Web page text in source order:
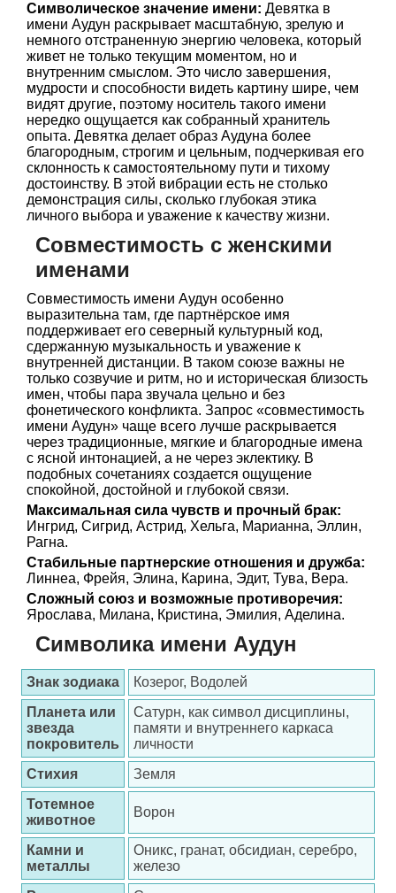
Символическое значение имени: Девятка в
имени Аудун раскрывает масштабную, зрелую и
немного отстраненную энергию человека, который
живет не только текущим моментом, но и
внутренним смыслом. Это число завершения,
мудрости и способности видеть картину шире, чем
видят другие, поэтому носитель такого имени
нередко ощущается как собранный хранитель
опыта. Девятка делает образ Аудуна более
благородным, строгим и цельным, подчеркивая его
склонность к самостоятельному пути и тихому
достоинству. В этой вибрации есть не столько
демонстрация силы, сколько глубокая этика
личного выбора и уважение к качеству жизни.
Совместимость с женскими
именами
Совместимость имени Аудун особенно
выразительна там, где партнёрское имя
поддерживает его северный культурный код,
сдержанную музыкальность и уважение к
внутренней дистанции. В таком союзе важны не
только созвучие и ритм, но и историческая близость
имен, чтобы пара звучала цельно и без
фонетического конфликта. Запрос «совместимость
имени Аудун» чаще всего лучше раскрывается
через традиционные, мягкие и благородные имена
с ясной интонацией, а не через эклектику. В
подобных сочетаниях создается ощущение
спокойной, достойной и глубокой связи.
Максимальная сила чувств и прочный брак:
Ингрид, Сигрид, Астрид, Хельга, Марианна, Эллин,
Рагна.
Стабильные партнерские отношения и дружба:
Линнеа, Фрейя, Элина, Карина, Эдит, Тува, Вера.
Сложный союз и возможные противоречия:
Ярослава, Милана, Кристина, Эмилия, Аделина.
Символика имени Аудун
Знак зодиака
Козерог, Водолей
Планета или
звезда
покровитель
Сатурн, как символ дисциплины,
памяти и внутреннего каркаса
личности
Стихия
Земля
Тотемное
животное
Ворон
Камни и
металлы
Оникс, гранат, обсидиан, серебро,
железо